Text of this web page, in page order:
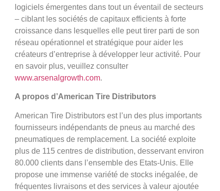
logiciels émergentes dans tout un éventail de secteurs
– ciblant les sociétés de capitaux efficients à forte
croissance dans lesquelles elle peut tirer parti de son
réseau opérationnel et stratégique pour aider les
créateurs d’entreprise à développer leur activité. Pour
en savoir plus, veuillez consulter
www.arsenalgrowth.com.
A propos d’American Tire Distributors
American Tire Distributors est l’un des plus importants
fournisseurs indépendants de pneus au marché des
pneumatiques de remplacement. La société exploite
plus de 115 centres de distribution, desservant environ
80.000 clients dans l’ensemble des Etats-Unis. Elle
propose une immense variété de stocks inégalée, de
fréquentes livraisons et des services à valeur ajoutée